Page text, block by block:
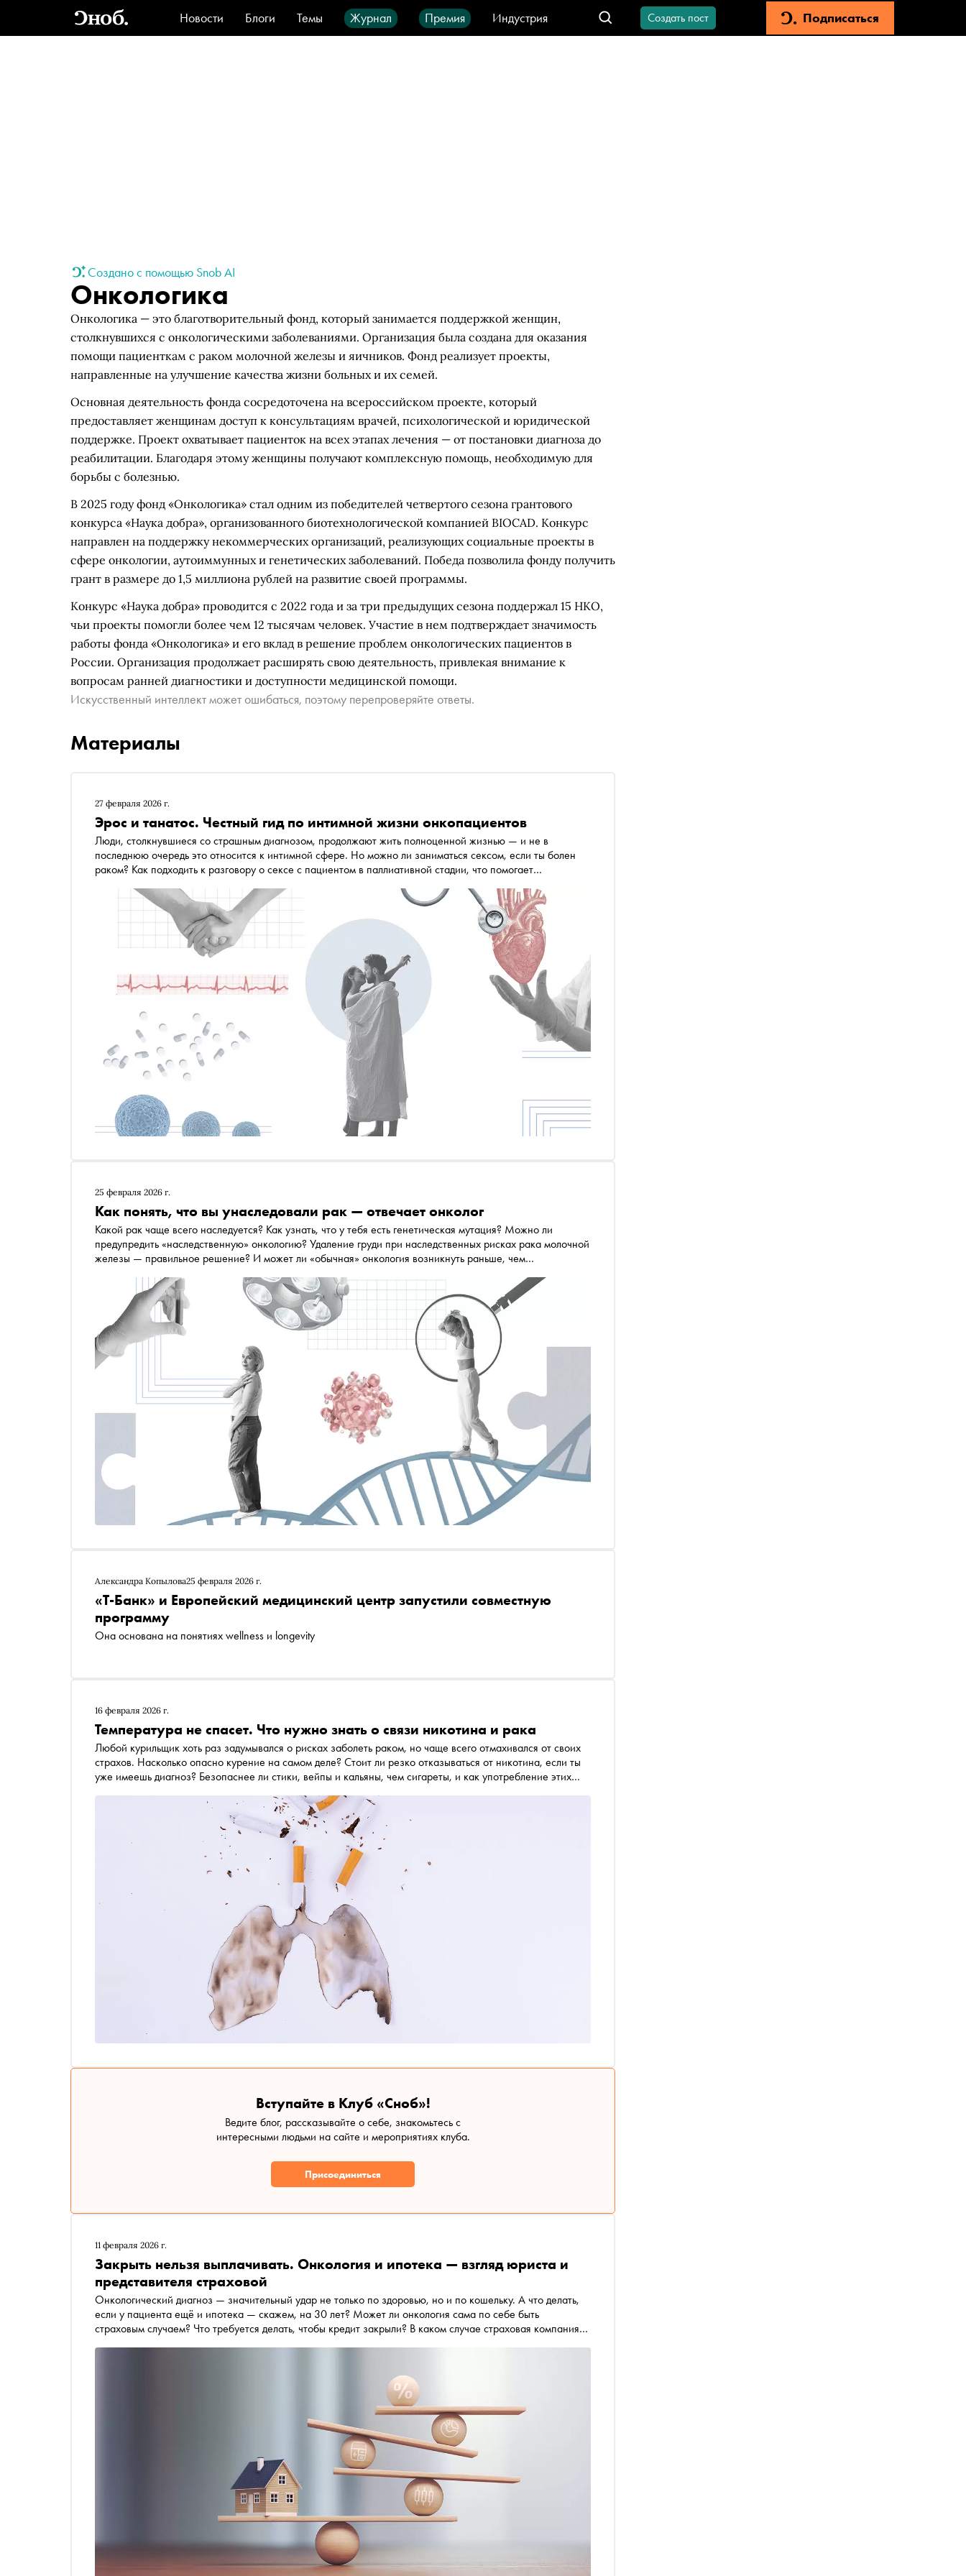
Новости Блоги Темы Журнал Премия
Индустрия
Стиль
Видео Город IT-продукты
Создать пост Подписаться
Создано с помощью Snob AI
Онкологика
Онкологика — это благотворительный фонд, который занимается поддержкой женщин,
столкнувшихся с онкологическими заболеваниями. Организация была создана для оказания
помощи пациенткам с раком молочной железы и яичников. Фонд реализует проекты,
направленные на улучшение качества жизни больных и их семей.
Основная деятельность фонда сосредоточена на всероссийском проекте, который
предоставляет женщинам доступ к консультациям врачей, психологической и юридической
поддержке. Проект охватывает пациенток на всех этапах лечения — от постановки диагноза до
реабилитации. Благодаря этому женщины получают комплексную помощь, необходимую для
борьбы с болезнью.
В 2025 году фонд «Онкологика» стал одним из победителей четвертого сезона грантового
конкурса «Наука добра», организованного биотехнологической компанией BIOCAD. Конкурс
направлен на поддержку некоммерческих организаций, реализующих социальные проекты в
сфере онкологии, аутоиммунных и генетических заболеваний. Победа позволила фонду получить
грант в размере до 1,5 миллиона рублей на развитие своей программы.
Конкурс «Наука добра» проводится с 2022 года и за три предыдущих сезона поддержал 15 НКО,
чьи проекты помогли более чем 12 тысячам человек. Участие в нем подтверждает значимость
работы фонда «Онкологика» и его вклад в решение проблем онкологических пациентов в
России. Организация продолжает расширять свою деятельность, привлекая внимание к
вопросам ранней диагностики и доступности медицинской помощи.
Искусственный интеллект может ошибаться, поэтому перепроверяйте ответы.
Материалы
27 февраля 2026 г.
Эрос и танатос. Честный гид по интимной жизни онкопациентов
Люди, столкнувшиеся со страшным диагнозом, продолжают жить полноценной жизнью — и не в
последнюю очередь это относится к интимной сфере. Но можно ли заниматься сексом, если ты болен
раком? Как подходить к разговору о сексе с пациентом в паллиативной стадии, что помогает
выздоровлению? Об этом и многом другом в спецпроекте «Сноба» «Онкология: без протокола»
рассказала психолог, эксперт фонда «Онкологика» Юлия Кожанова
25 февраля 2026 г.
Как понять, что вы унаследовали рак — отвечает онколог
Какой рак чаще всего наследуется? Как узнать, что у тебя есть генетическая мутация? Можно ли
предупредить «наследственную» онкологию? Удаление груди при наследственных рисках рака молочной
железы — правильное решение? И может ли «обычная» онкология возникнуть раньше, чем
экспертом фонда «Онкологика» Анной Архицкой в спецпроекте «Онкология: без протокола»
Александра Копылова25 февраля 2026 г.
«Т-Банк» и Европейский медицинский центр запустили совместную
программу
Она основана на понятиях wellness и longevity
16 февраля 2026 г.
Температура не спасет. Что нужно знать о связи никотина и рака
Любой курильщик хоть раз задумывался о рисках заболеть раком, но чаще всего отмахивался от своих
страхов. Насколько опасно курение на самом деле? Стоит ли резко отказываться от никотина, если ты
уже имеешь диагноз? Безопаснее ли стики, вейпы и кальяны, чем сигареты, и как употребление этих
Андрей Нефедов, эксперт фонда «Онкологика»
Вступайте в Клуб «Сноб»!
Ведите блог, рассказывайте о себе, знакомьтесь с
интересными людьми на сайте и мероприятиях клуба.
Присоединиться
11 февраля 2026 г.
Закрыть нельзя выплачивать. Онкология и ипотека — взгляд юриста и
представителя страховой
Онкологический диагноз — значительный удар не только по здоровью, но и по кошельку. А что делать,
если у пациента ещё и ипотека — скажем, на 30 лет? Может ли онкология сама по себе быть
страховым случаем? Что требуется делать, чтобы кредит закрыли? В каком случае страховая компания